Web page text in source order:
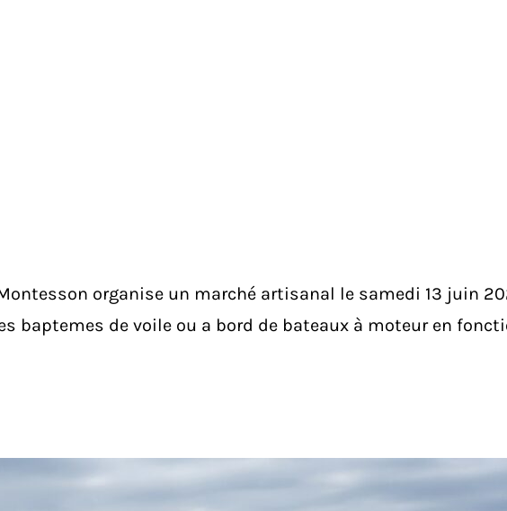
organise un marché artisanal le samedi 13 juin
baptemes de voile ou a bord de bateaux à moteur en